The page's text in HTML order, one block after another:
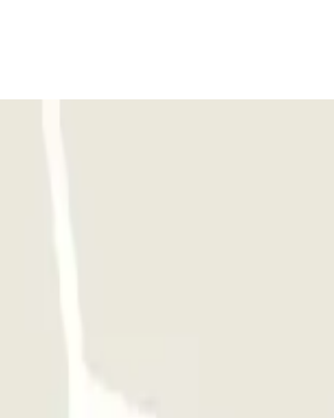
Guarde o ticket. Estacione em qualquer